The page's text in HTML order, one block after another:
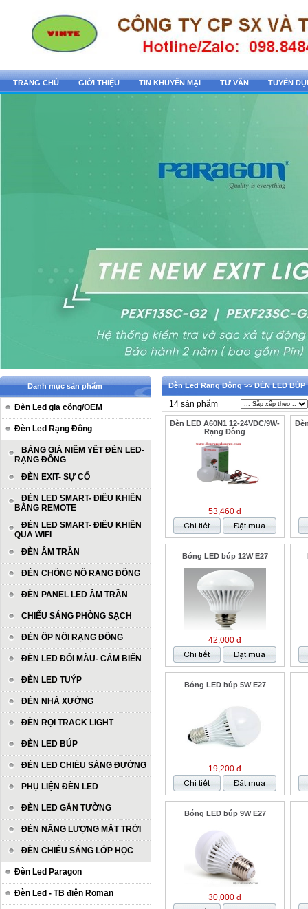
TRANG CHỦ GIỚI THIỆU TIN KHUYẾN MẠI TƯ VẤN TUYỂN
Danh mục sản phẩm
Đèn Led gia công/OEM
Đèn Led Rạng Đông
BẢNG GIÁ NIÊM YẾT ĐÈN LED-
RẠNG ĐÔNG
ĐÈN EXIT- SỰ CỐ
ĐÈN LED SMART- ĐIỀU KHIỂN
BẰNG REMOTE
ĐÈN LED SMART- ĐIỀU KHIỂN
QUA WIFI
ĐÈN ÂM TRẦN
ĐÈN CHỐNG NỔ RẠNG ĐÔNG
ĐÈN PANEL LED ÂM TRẦN
CHIẾU SÁNG PHÒNG SẠCH
ĐÈN ỐP NỔI RẠNG ĐÔNG
ĐÈN LED ĐỔI MÀU- CẢM BIẾN
ĐÈN LED TUÝP
ĐÈN NHÀ XƯỞNG
ĐÈN RỌI TRACK LIGHT
ĐÈN LED BÚP
ĐÈN LED CHIẾU SÁNG ĐƯỜNG
PHỤ LIỆN ĐÈN LED
ĐÈN LED GẮN TƯỜNG
ĐÈN NĂNG LƯỢNG MẶT TRỜI
ĐÈN CHIẾU SÁNG LỚP HỌC
Đèn Led Paragon
Đèn Led - TB điện Roman
Đèn Led Rạng Đông >> ĐÈN LED BÚP
14 sản phẩm
Đèn LED A60N1 12-24VDC/9W-
Rạng Đông
53,460 đ
Bóng LED búp 12W E27
42,000 đ
Bóng LED búp 5W E27
19,200 đ
Bóng LED búp 9W E27
30,000 đ